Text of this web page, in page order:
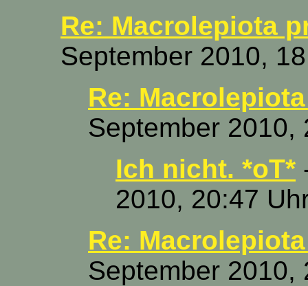
Re: Macrolepiota
September 2010,
Re:
September 2010,
Ich nicht. *oT*
2010, 20:47
Re:
September 2010,